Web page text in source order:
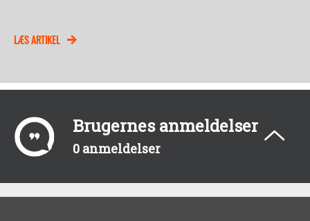
LÆS ARTIKEL
Brugernes anmeldelser
0 anmeldelser